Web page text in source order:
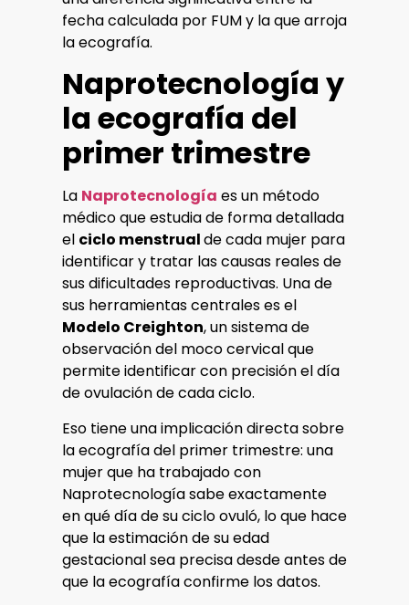
fecha calculada por FUM y la que arroja
la ecografía.
Naprotecnología y
la ecografía del
primer trimestre
La Naprotecnología es un método
médico que estudia de forma detallada
el ciclo menstrualde cada mujer para
identificar y tratar las causas reales de
sus dificultades reproductivas. Una de
sus herramientas centrales es el
Modelo Creighton, un sistema de
observación del moco cervical que
permite identificar con precisión el día
de ovulación de cada ciclo.
Eso tiene una implicación directa sobre
la ecografía del primer trimestre: una
mujer que ha trabajado con
Naprotecnología sabe exactamente
en qué día de su ciclo ovuló, lo que hace
que la estimación de su edad
gestacional sea precisa desde antes de
que la ecografía confirme los datos.